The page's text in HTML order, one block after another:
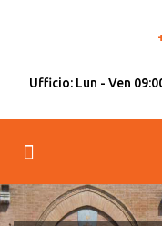
Ufficio: Lun - Ven